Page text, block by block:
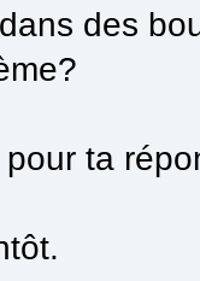
des
pour ta